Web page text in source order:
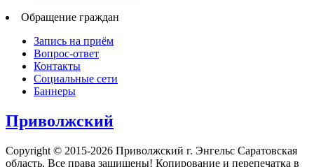
Обращение граждан
Запись на приём
Вопрос-ответ
Контакты
Социальные сети
Баннеры
Приволжский
Copyright © 2015-2026 Приволжский г. Энгельс Саратовская
область. Все права защищены! Копирование и перепечатка в